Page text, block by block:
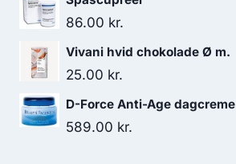
86.00 kr.
Vivani hvid chokolade Ø m.
25.00 kr.
D-Force Anti-Age dagcreme
589.00 kr.